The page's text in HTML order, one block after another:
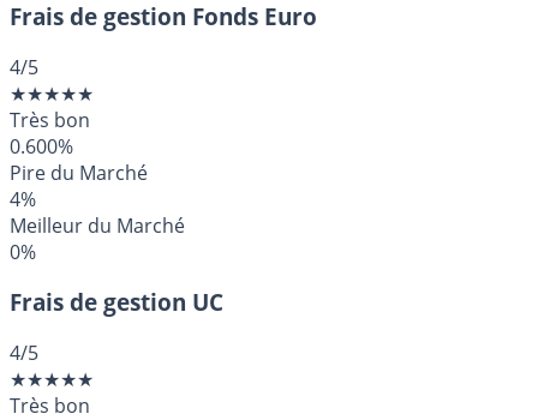
Frais de gestion Fonds Euro
4/5
★★★★★
Très bon
0.600%
Pire du Marché
4%
Meilleur du Marché
0%
Frais de gestion UC
4/5
★★★★★
Très bon